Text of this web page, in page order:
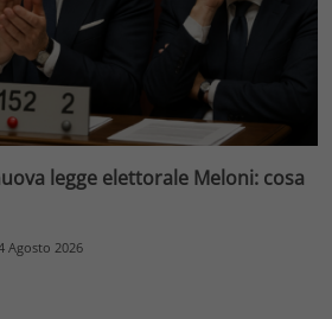
legge elettorale Meloni: cosa
Agosto 2026